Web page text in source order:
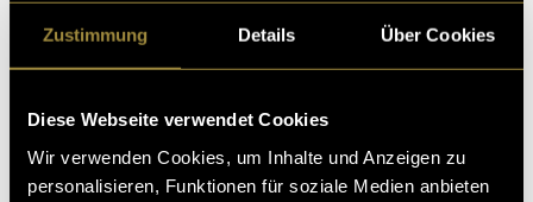
Zustimmung Details Über Cookies
Diese Webseite verwendet Cookies
Wir verwenden Cookies, um Inhalte und Anzeigen zu
personalisieren, Funktionen für soziale Medien anbieten
verschiedenen Event-Kacheln an. Hier war vor allem